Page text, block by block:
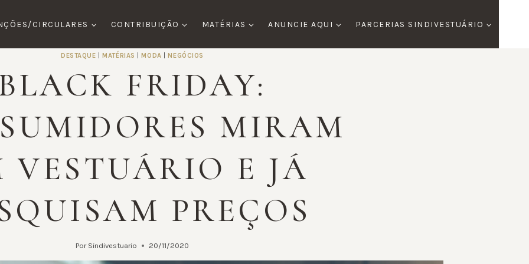
CIRCULARES CONTRIBUIÇÃO MATÉRIAS ANUNCIE AQUI PARCERIAS SINDIVESTUÁRIO
DESTAQUE |MATÉRIAS |MODA |NEGÓCIOS
FRIDAY:
MIRAM
VESTUÁRIO E JÁ
PREÇOS
Por Sindivestuario 20/11/2020